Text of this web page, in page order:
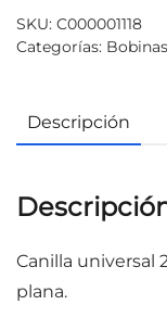
SKU: C000001118
Categorías: Bobinas
Descripción
Canilla universal
plana.